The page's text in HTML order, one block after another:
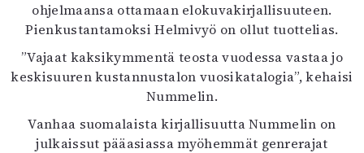
Info
Tilaus ja irtonumerot
Yhteistyössä
Toimitus
Kaltio ry
ohjelmaansa ottamaan elokuvakirjallisuuteen.
Pienkustantamoksi Helmivyö on ollut tuottelias.
”Vajaat kaksikymmentä teosta vuodessa vastaa jo
keskisuuren kustannustalon vuosikatalogia”, kehaisi
Nummelin.
Vanhaa suomalaista kirjallisuutta Nummelin on
julkaissut pääasiassa myöhemmät genrerajat